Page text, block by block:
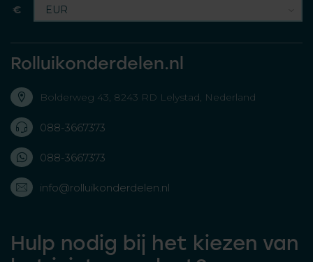
€
Rolluikonderdelen.nl
Bolderweg 43, 8243 RD Lelystad, Nederland
088-3667373
088-3667373
info@rolluikonderdelen.nl
Hulp nodig bij het kiezen van